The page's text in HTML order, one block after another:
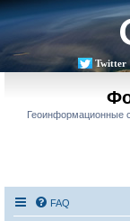
Twitter
Геоинформационные
FAQ